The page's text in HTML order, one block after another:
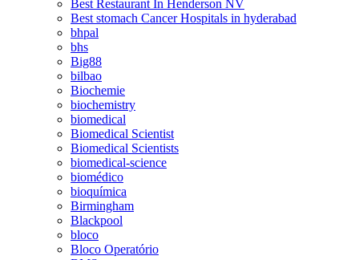
Best Restaurant In Henderson NV
Best stomach Cancer Hospitals in hyderabad
bhpal
bhs
Big88
bilbao
Biochemie
biochemistry
biomedical
Biomedical Scientist
Biomedical Scientists
biomedical-science
biomédico
bioquímica
Birmingham
Blackpool
bloco
Bloco Operatório